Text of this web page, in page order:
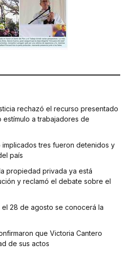
rechazó el recurso presentado
a trabajadores de
implicados tres fueron detenidos y
país
propiedad privada ya está
y reclamó el debate sobre el
el 28 de agosto se conocerá la
que Victoria Cantero
de sus actos